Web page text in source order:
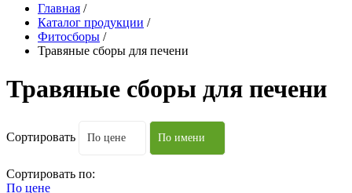
Главная /
Каталог продукции /
Фитосборы /
Травяные сборы для печени
Травяные сборы для печени
Сортировать По цене По имени
Сортировать по:
По цене